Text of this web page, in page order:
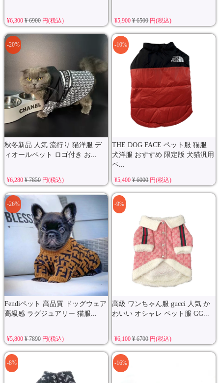
¥6,300 ¥ 6900円(税込) ¥5,900¥ 6500円(税込)
秋冬新品 人気 流行り 猫洋服 デ
ィオールペット ロゴ付き お...
-20%
¥6,280 ¥ 7850円(税込)
THE DOG FACE ペット服 猫服
犬洋服 おすすめ 限定版 犬猫汎用
ペ...
-10%
¥5,400¥ 6000円(税込)
Fendiペット 高品質 ドッグウェア
高級感 ラグジュアリー 猫服...
-26%
¥5,800 ¥ 7890円(税込)
高級 ワンちゃん服 gucci 人気 か
わいい オシャレ ペット服 GG...
-9%
¥6,100¥ 6700円(税込)
-8% -16%